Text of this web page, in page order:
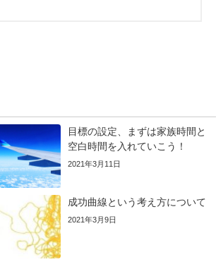
目標の設定、まずは家族時間と
空白時間を入れていこう！
2021年3月11日
成功曲線という考え方について
2021年3月9日